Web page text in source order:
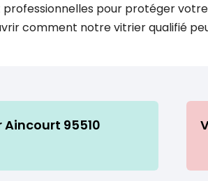
pour protéger
comment notre vitrier qualifié
Aincourt 95510